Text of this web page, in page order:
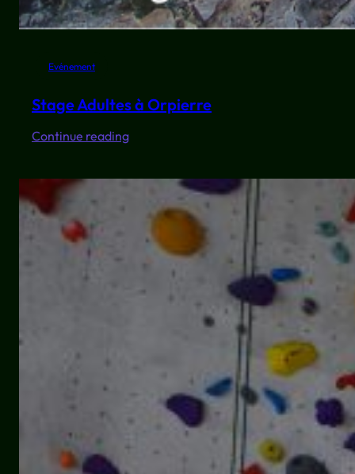
Evénement
Stage Adultes à Orpierre
Continue reading:
Adultes
Orpierre